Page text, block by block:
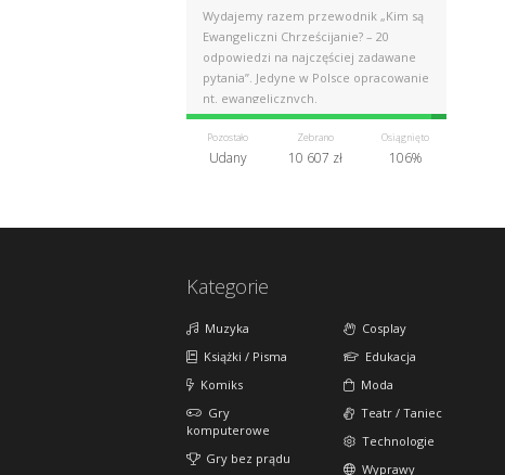
Wydajemy razem przewodnik „Kim są
Ewangeliczni Chrześcijanie? – 20
odpowiedzi na najczęściej zadawane
pytania”. Jedyne w Polsce opracowanie
nt. ewangelicznych.
Pozostało
Udany
Zebrano
10 607 zł
Osiągnięto
106%
Kategorie
Muzyka
Książki / Pisma
Komiks
Gry
komputerowe
Gry bez prądu
Cosplay
Edukacja
Moda
Teatr / Taniec
Technologie
Wyprawy